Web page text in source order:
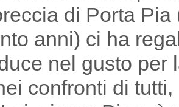
di Porta Pia
anni) ci ha
nel gusto per
confronti di